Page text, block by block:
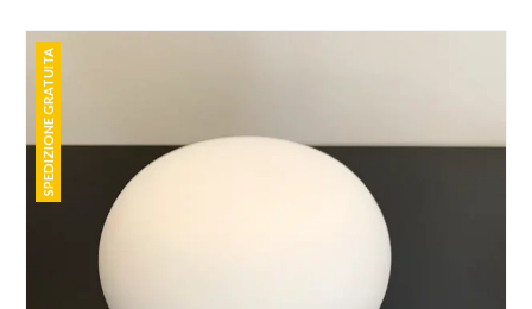
SPEDIZIONE GRATUITA
SPEDIZIONE GRATUITA